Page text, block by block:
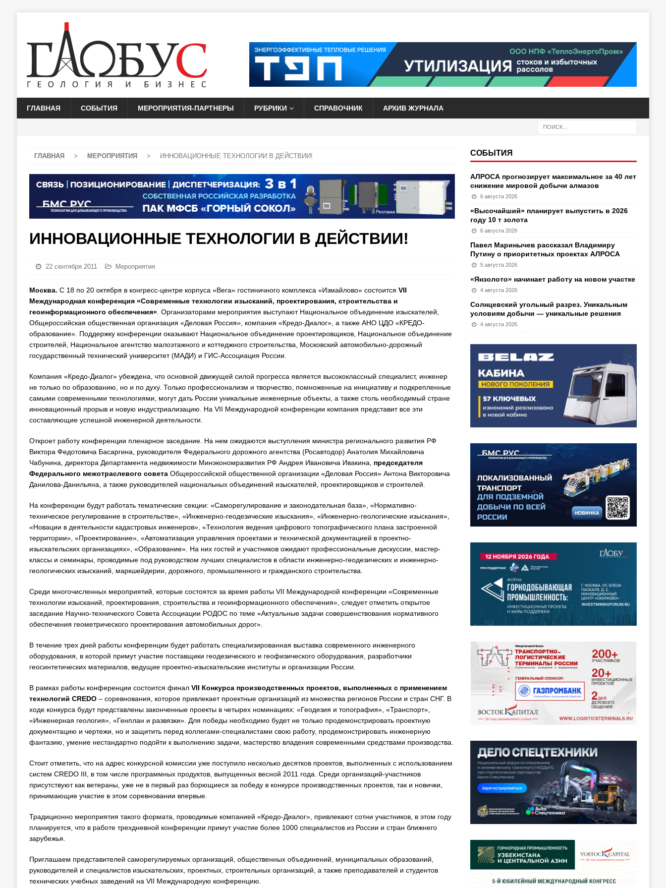
ГЛАВНАЯ СОБЫТИЯ МЕРОПРИЯТИЯ-ПАРТНЕРЫ РУБРИКИ СПРАВОЧНИК АРХИВ ЖУРНАЛА
ГЛАВНАЯ > МЕРОПРИЯТИЯ > ИННОВАЦИОННЫЕ ТЕХНОЛОГИИ В ДЕЙСТВИИ!
ИННОВАЦИОННЫЕ ТЕХНОЛОГИИ В ДЕЙСТВИИ!
22 сентября 2011 Мероприятия
Москва. С 18 по 20 октября в конгресс-центре корпуса «Вега» гостиничного комплекса «Измайлово» состоится VII
Международная конференция «Современные технологии изысканий, проектирования, строительства и
геоинформационного обеспечения». Организаторами мероприятия выступают Национальное объединение изыскателей,
Общероссийская общественная организация «Деловая Россия», компания «Кредо-Диалог», а также АНО ЦДО «КРЕДО-
образование». Поддержку конференции оказывают Национальное объединение проектировщиков, Национальное объединение
строителей, Национальное агентство малоэтажного и коттеджного строительства, Московский автомобильно-дорожный
государственный технический университет (МАДИ) и ГИС-Ассоциация России.
Компания «Кредо-Диалог» убеждена, что основной движущей силой прогресса является высококлассный специалист, инженер
не только по образованию, но и по духу. Только профессионализм и творчество, помноженные на инициативу и подкрепленные
самыми современными технологиями, могут дать России уникальные инженерные объекты, а также столь необходимый стране
инновационный прорыв и новую индустриализацию. На VII Международной конференции компания представит все эти
составляющие успешной инженерной деятельности.
Откроет работу конференции пленарное заседание. На нем ожидаются выступления министра регионального развития РФ
Виктора Федотовича Басаргина, руководителя Федерального дорожного агентства (Росавтодор) Анатолия Михайловича
Чабунина, директора Департамента недвижимости Минэкономразвития РФ Андрея Ивановича Ивакина, председателя
Федерального межотраслевого советаОбщероссийской общественной организации «Деловая Россия» Антона Викторовича
Данилова-Данильяна, а также руководителей национальных объединений изыскателей, проектировщиков и строителей.
На конференции будут работать тематические секции: «Саморегулирование и законодательная база», «Нормативно-
техническое регулирование в строительстве», «Инженерно-геодезические изыскания», «Инженерно-геологические изыскания»,
«Новации в деятельности кадастровых инженеров», «Технология ведения цифрового топографического плана застроенной
территории», «Проектирование», «Автоматизация управления проектами и технической документацией в проектно-
изыскательских организациях», «Образование». На них гостей и участников ожидают профессиональные дискуссии, мастер-
классы и семинары, проводимые под руководством лучших специалистов в области инженерно-геодезических и инженерно-
геологических изысканий, маркшейдерии, дорожного, промышленного и гражданского строительства.
Среди многочисленных мероприятий, которые состоятся за время работы VII Международной конференции «Современные
технологии изысканий, проектирования, строительства и геоинформационного обеспечения», следует отметить открытое
заседание Научно-технического Совета Ассоциации РОДОС по теме «Актуальные задачи совершенствования нормативного
обеспечения геометрического проектирования автомобильных дорог».
В течение трех дней работы конференции будет работать специализированная выставка современного инженерного
оборудования, в которой примут участие поставщики геодезического и геофизического оборудования, разработчики
геосинтетических материалов, ведущие проектно-изыскательские институты и организации России.
В рамках работы конференции состоится финал VII Конкурса производственных проектов, выполненных с применением
технологий CREDO– соревнования, которое привлекает проектные организаций из множества регионов России и стран СНГ. В
ходе конкурса будут представлены законченные проекты в четырех номинациях: «Геодезия и топография», «Транспорт»,
«Инженерная геология», «Генплан и развязки». Для победы необходимо будет не только продемонстрировать проектную
документацию и чертежи, но и защитить перед коллегами-специалистами свою работу, продемонстрировать инженерную
фантазию, умение нестандартно подойти к выполнению задачи, мастерство владения современными средствами производства.
Стоит отметить, что на адрес конкурсной комиссии уже поступило несколько десятков проектов, выполненных с использованием
систем CREDO III, в том числе программных продуктов, выпущенных весной 2011 года. Среди организаций-участников
присутствуют как ветераны, уже не в первый раз борющиеся за победу в конкурсе производственных проектов, так и новички,
принимающие участие в этом соревновании впервые.
Традиционно мероприятия такого формата, проводимые компанией «Кредо-Диалог», привлекают сотни участников, в этом году
планируется, что в работе трехдневной конференции примут участие более 1000 специалистов из России и стран ближнего
зарубежья.
Приглашаем представителей саморегулируемых организаций, общественных объединений, муниципальных образований,
руководителей и специалистов изыскательских, проектных, строительных организаций, а также преподавателей и студентов
технических учебных заведений на VII Международную конференцию.
СОБЫТИЯ
АЛРОСА прогнозирует максимальное за 40 лет
снижение мировой добычи алмазов
6 августа 2026
«Высочайший» планирует выпустить в 2026
году 10 т золота
6 августа 2026
Павел Маринычев рассказал Владимиру
Путину о приоритетных проектах АЛРОСА
5 августа 2026
«Янзолото» начинает работу на новом участке
4 августа 2026
Солнцевский угольный разрез. Уникальным
условиям добычи — уникальные решения
4 августа 2026